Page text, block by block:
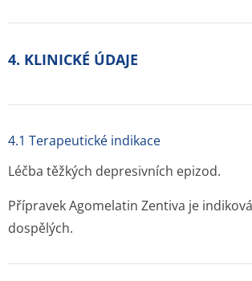
4. KLINICKÉ ÚDAJE
4.1 Terapeutické indikace
Léčba těžkých depresivních epizod.
Přípravek Agomelatin Zentiva je
dospělých.